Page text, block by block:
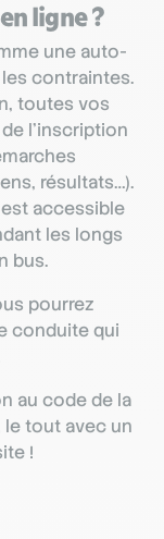
ligne ?
une auto-
contraintes.
toutes vos
l’inscription
résultats…).
accessible
les longs
bus.
pourrez
conduite qui
au code de la
tout avec un
!